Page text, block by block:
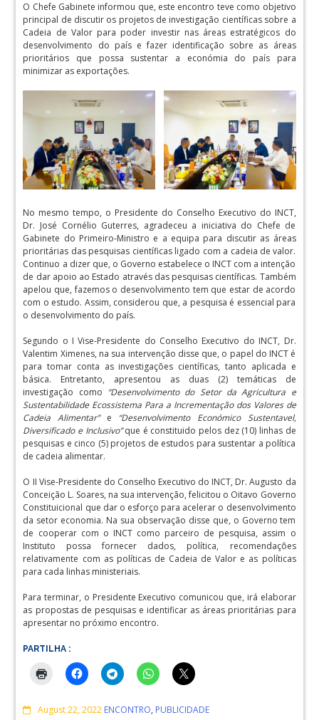
O Chefe Gabinete informou que, este encontro teve como objetivo
principal de discutir os projetos de investigação científicas sobre a
Cadeia de Valor para poder investir nas áreas estratégicos do
desenvolvimento do país e fazer identificação sobre as áreas
prioritários que possa sustentar a económia do país para
minimizar as exportações.
No mesmo tempo, o Presidente do Conselho Executivo do INCT,
Dr. José Cornélio Guterres, agradeceu a iniciativa do Chefe de
Gabinete do Primeiro-Ministro e a equipa para discutir as áreas
prioritárias das pesquisas científicas ligado com a cadeia de valor.
Continuo a dizer que, o Governo estabelece o INCT com a intenção
de dar apoio ao Estado através das pesquisas científicas. Também
apelou que, fazemos o desenvolvimento tem que estar de acordo
com o estudo. Assim, considerou que, a pesquisa é essencial para
o desenvolvimento do país.
Segundo o I Vise-Presidente do Conselho Executivo do INCT, Dr.
Valentim Ximenes, na sua intervenção disse que, o papel do INCT é
para tomar conta as investigações científicas, tanto aplicada e
básica. Entretanto, apresentou as duas (2) temáticas de
investigação como “Desenvolvimento do Setor da Agricultura e
Sustentabilidade Ecossistema Para a Incrementação dos Valores de
Cadeia Alimentar”e “Desenvolvimento Económico Sustentavel,
Diversificado e Inclusivo”que é constituido pelos dez (10) linhas de
pesquisas e cinco (5) projetos de estudos para sustentar a política
de cadeia alimentar.
O II Vise-Presidente do Conselho Executivo do INCT, Dr. Augusto da
Conceição L. Soares, na sua intervenção, felicitou o Oitavo Governo
Constituicional que dar o esforço para acelerar o desenvolvimento
da setor economia. Na sua observação disse que, o Governo tem
de cooperar com o INCT como parceiro de pesquisa, assim o
Instituto possa fornecer dados, política, recomendações
relativamente com as políticas de Cadeia de Valor e as políticas
para cada linhas ministeriais.
Para terminar, o Presidente Executivo comunicou que, irá elaborar
as propostas de pesquisas e identificar as áreas prioritárias para
apresentar no próximo encontro.
PARTILHA :
August 22, 2022 Comments
ENCONTRO, PUBLICIDADE